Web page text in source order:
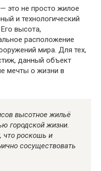
это не просто жилое
и технологический
высота,
расположение
мира. Для тех,
данный объект
мечты о жизни в
высотное жильё
городской жизни.
что роскошь и
сосуществовать